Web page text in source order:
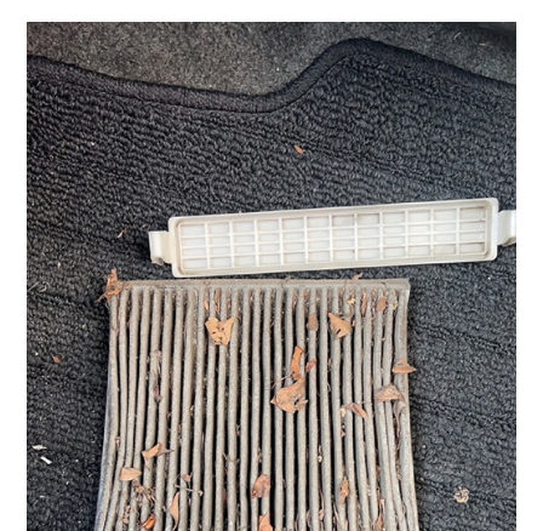
リコ
お問